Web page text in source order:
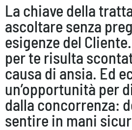
La chiave della
ascoltare senza
esigenze del
per te risulta
causa di ansia. Ed
un’opportunità per
dalla concorrenza:
sentire in mani